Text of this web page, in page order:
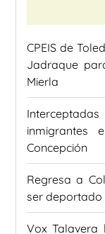
CPEIS de
Jadraque
Mierla
Concepción
Regresa a
ser deportado
Vox